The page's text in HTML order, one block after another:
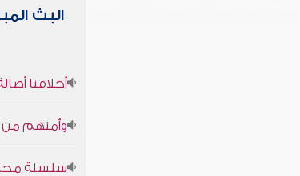
البث
أخلاقنا
وأمنهم من
سلسلة